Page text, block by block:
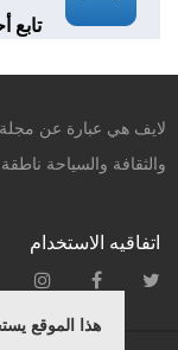
هذا الموقع
لايف هي عبارة عن مجلة
والثقافة والسياحة ناطقة
اتفاقيه الاستخدام